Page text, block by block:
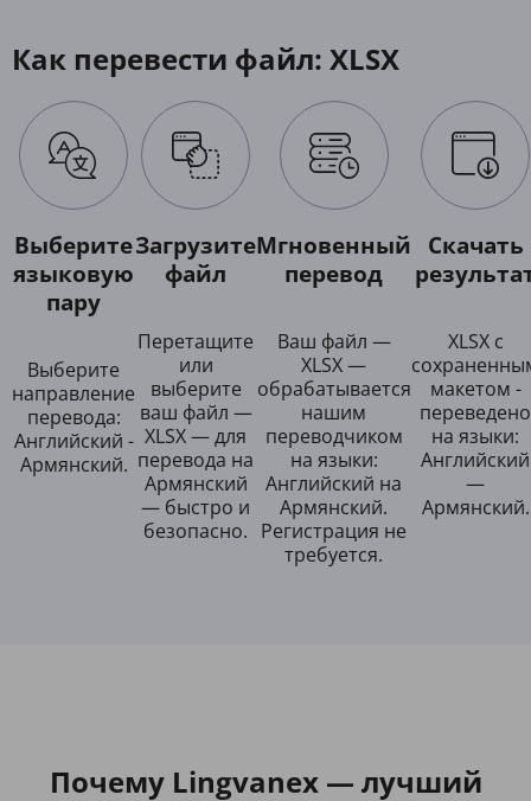
Как перевести файл: XLSX
Выберите
языковую
пару
Выберите
направление
перевода:
Английский -
Армянский.
Загрузите
файл
Перетащите
или
выберите
ваш файл —
XLSX — для
перевода на
Армянский
— быстро и
безопасно.
Мгновенный
перевод
Ваш файл —
XLSX —
обрабатывается
нашим
переводчиком
на языки:
Английский на
Армянский.
Регистрация не
требуется.
Скачать
XLSX с
макетом -
переведено
на языки:
Английский
—
Армянский.
Почему Lingvanex — лучший